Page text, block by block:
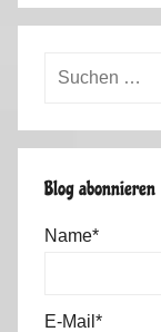
Suchen
Blog abonnieren
Name*
E-Mail*